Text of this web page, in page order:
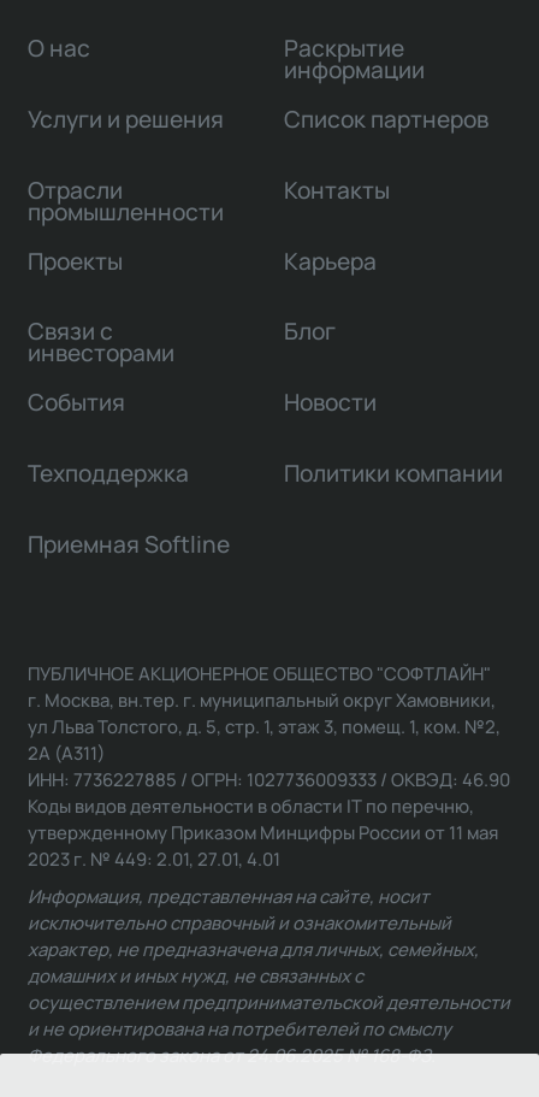
О нас
Услуги и решения
Отрасли
промышленности
Проекты
Связи с
инвесторами
Раскрытие
информации
Список партнеров
Контакты
Карьера
Блог
События Новости
Техподдержка Политики компании
Приемная Softline
ПУБЛИЧНОЕ АКЦИОНЕРНОЕ ОБЩЕСТВО "СОФТЛАЙН"
г. Москва, вн.тер. г. муниципальный округ Хамовники,
ул Льва Толстого, д. 5, стр. 1, этаж 3, помещ. 1, ком. №2,
2А (А311)
ИНН: 7736227885 / ОГРН: 1027736009333 / ОКВЭД: 46.90
Коды видов деятельности в области IT по перечню,
утвержденному Приказом Минцифры России от 11 мая
2023 г. № 449: 2.01, 27.01, 4.01
Информация, представленная на сайте, носит
исключительно справочный и ознакомительный
характер, не предназначена для личных, семейных,
домашних и иных нужд, не связанных с
осуществлением предпринимательской деятельности
и не ориентирована на потребителей по смыслу
Федерального закона от 24.06.2025 № 168-ФЗ.